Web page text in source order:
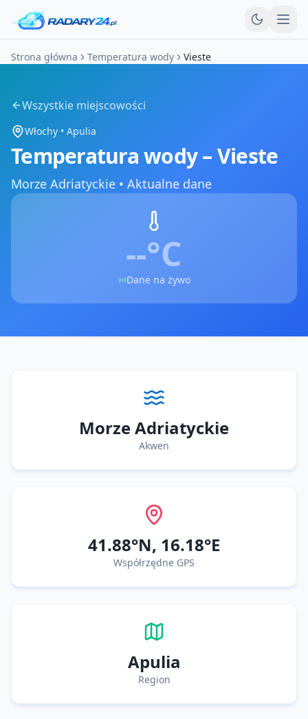
Strona główna Temperatura wody Vieste
Wszystkie miejscowości
Włochy • Apulia
Temperatura wody –Vieste
Morze Adriatyckie • Aktualne dane
--°C
Dane na żywo
Morze Adriatyckie
Akwen
41.88°N, 16.18°E
Współrzędne GPS
Apulia
Region